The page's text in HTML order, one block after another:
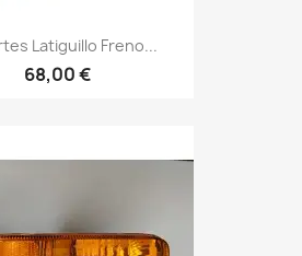
Latiguillo Freno...
68,00 €